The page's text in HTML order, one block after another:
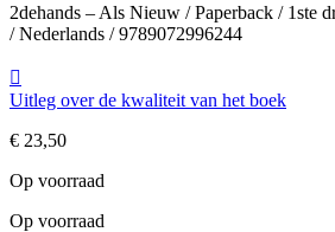
2dehands – Als Nieuw / Paperback / 1ste
/ Nederlands / 9789072996244
Uitleg over de kwaliteit van het boek
€ 23,50
Op voorraad
Op voorraad